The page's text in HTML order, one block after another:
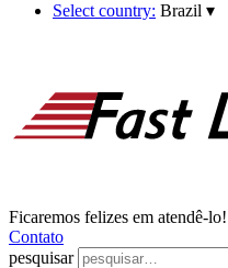
Select country: Brazil ▾
Ficaremos felizes em atendê-lo!
Contato
pesquisar